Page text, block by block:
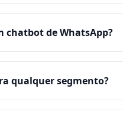
chatbot de WhatsApp?
qualquer segmento?